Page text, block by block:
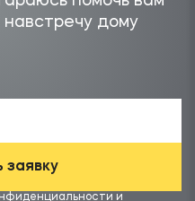
дому
заявку
и